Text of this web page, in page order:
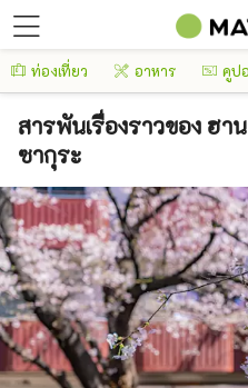
ท่องเที่ยว อาหาร คูป
สารพันเรื่องราวของ ฮา
ซากุระ